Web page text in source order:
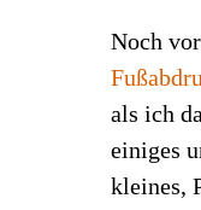
Noch
als ich
einiges
kleines,